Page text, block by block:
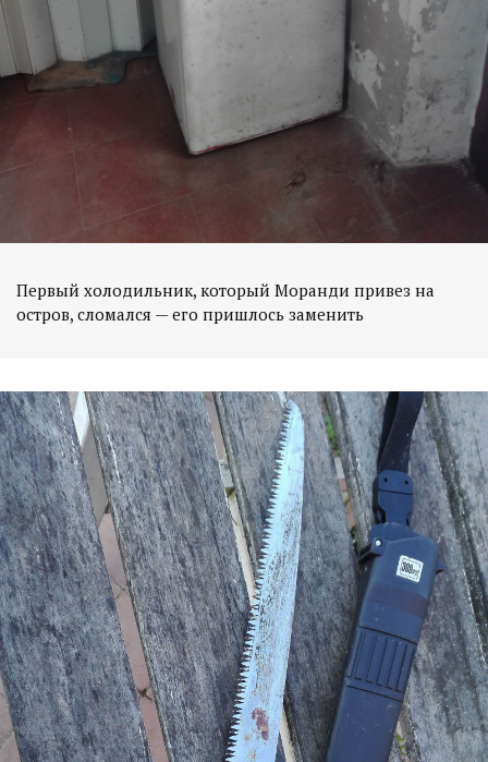
Первый холодильник, который Моранди привез на
остров, сломался — его пришлось заменить